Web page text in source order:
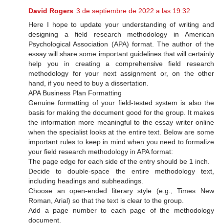
David Rogers 3 de septiembre de 2022 a las 19:32
Here I hope to update your understanding of writing and
designing a field research methodology in American
Psychological Association (APA) format. The author of the
essay will share some important guidelines that will certainly
help you in creating a comprehensive field research
methodology for your next assignment or, on the other
hand, if you need to buy a dissertation.
APA Business Plan Formatting
Genuine formatting of your field-tested system is also the
basis for making the document good for the group. It makes
the information more meaningful to the essay writer online
when the specialist looks at the entire text. Below are some
important rules to keep in mind when you need to formalize
your field research methodology in APA format:
The page edge for each side of the entry should be 1 inch.
Decide to double-space the entire methodology text,
including headings and subheadings.
Choose an open-ended literary style (e.g., Times New
Roman, Arial) so that the text is clear to the group.
Add a page number to each page of the methodology
document.